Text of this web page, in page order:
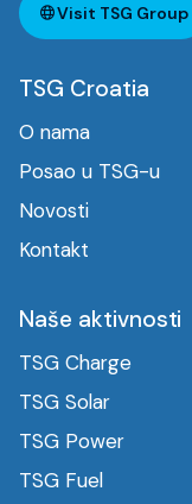
Visit TSG Group
TSG Croatia
O nama
Posao u TSG-u
Novosti
Kontakt
Naše aktivnosti
TSG Charge
TSG Solar
TSG Power
TSG Fuel